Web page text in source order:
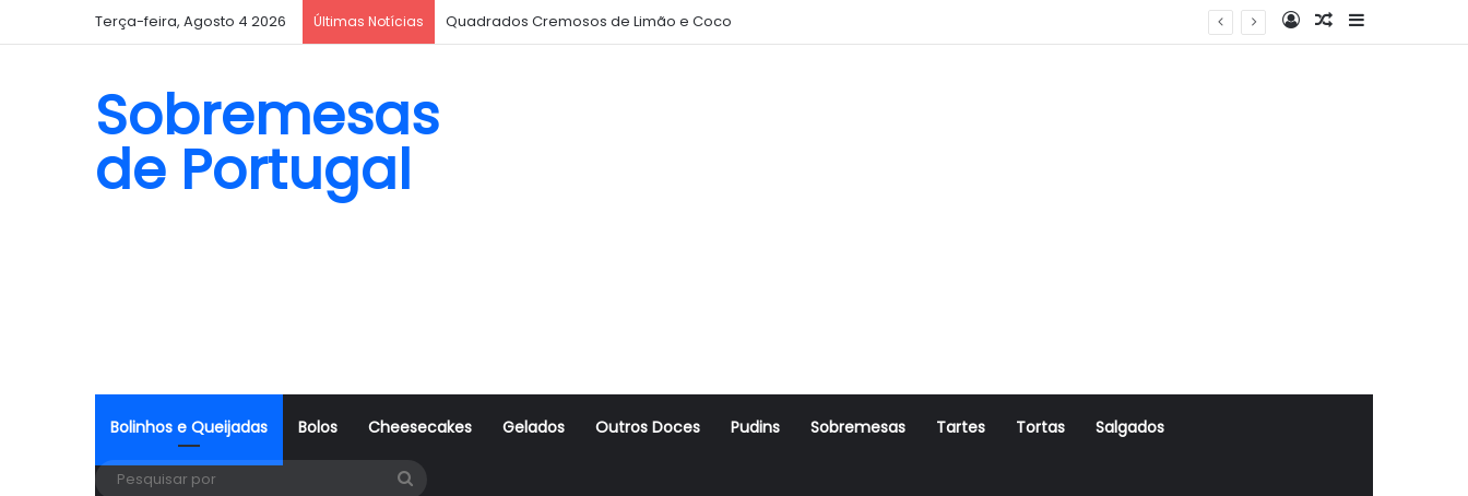
Terça-feira, Agosto 4 2026 Últimas Notícias Biscoito Amanteigado Log InArtigo Aleatório
Sidebar
Sobremesas
de Portugal
Bolinhos e Queijadas Bolos Cheesecakes Gelados Outros Doces Pudins Sobremesas Tartes Tortas Salgados